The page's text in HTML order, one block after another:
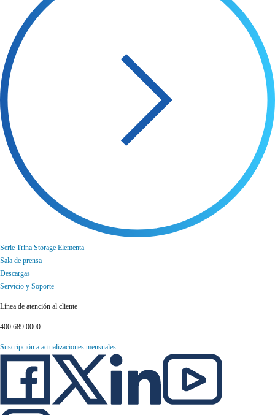
Serie Trina Storage Elementa
Sala de prensa
Descargas
Servicio y Soporte
Línea de atención al cliente
400 689 0000
Suscripción a actualizaciones mensuales